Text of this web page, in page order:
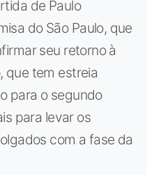
de Paulo
do São Paulo, que
seu retorno à
que tem estreia
para o segundo
para levar os
com a fase da